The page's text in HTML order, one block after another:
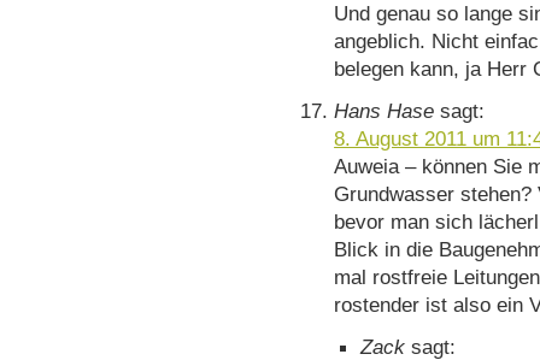
Und genau so lange
angeblich. Nicht
belegen kann, ja Herr
Hans Hase sagt:
8. August 2011 um
Auweia – können Sie
Grundwasser
bevor man sich
Blick in die
mal rostfreie
rostender ist also ein
Zack sagt: